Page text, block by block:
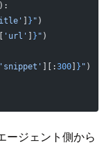
} " )
'url' } " )
'snippet' ][:300] } " )
ージェント側から